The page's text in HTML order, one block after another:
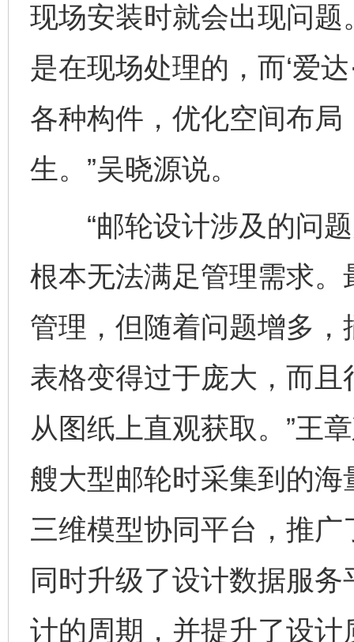
现场安装时就会出现问题
是在现场处理的，而‘爱
各种构件，优化空间布
生。”吴晓源说。
“邮轮设计涉及的问题
根本无法满足管理需求
管理，但随着问题增多
表格变得过于庞大，而
从图纸上直观获取。”王
艘大型邮轮时采集到的
三维模型协同平台，推
同时升级了设计数据服
计的周期，并提升了设计